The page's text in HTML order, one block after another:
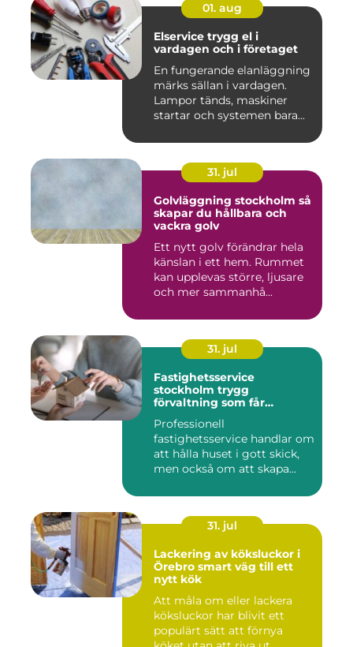
01. aug
Elservice trygg el i
vardagen och i företaget
En fungerande elanläggning
märks sällan i vardagen.
Lampor tänds, maskiner
startar och systemen bara...
31. jul
Golvläggning stockholm så
skapar du hållbara och
vackra golv
Ett nytt golv förändrar hela
känslan i ett hem. Rummet
kan upplevas större, ljusare
och mer sammanhå...
31. jul
Fastighetsservice
stockholm trygg
förvaltning som får
Professionell
fastighetsservice handlar om
att hålla huset i gott skick,
men också om att skapa
31. jul
Lackering av köksluckor i
Örebro smart väg till ett
nytt kök
Att måla om eller lackera
köksluckor har blivit ett
populärt sätt att förnya